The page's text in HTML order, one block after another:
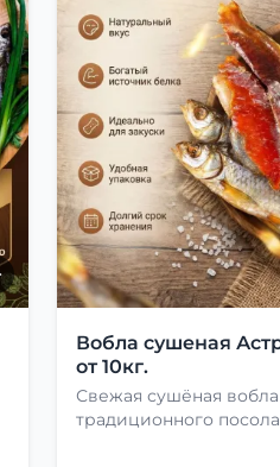
Вобла сушеная
от 10кг.
Свежая сушёная вобла
традиционного посола